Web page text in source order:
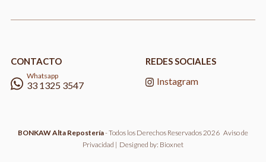
CONTACTO
Whatsapp
33 1325 3547
REDES SOCIALES
Instagram
BONKAW Alta Repostería- Todos los Derechos Reservados 2026 Aviso de
Privacidad | Designed by: Bioxnet